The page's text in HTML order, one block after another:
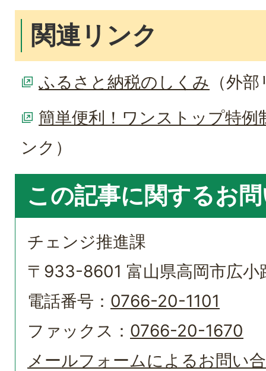
関連リンク
ふるさと納税のしくみ （外
簡単便利！ワンストップ特例
ンク）
この記事に関するお
チェンジ推進課
〒933-8601 富山県高岡市広
電話番号： 0766-20-1101
ファックス： 0766-20-1670
メールフォームによるお問い